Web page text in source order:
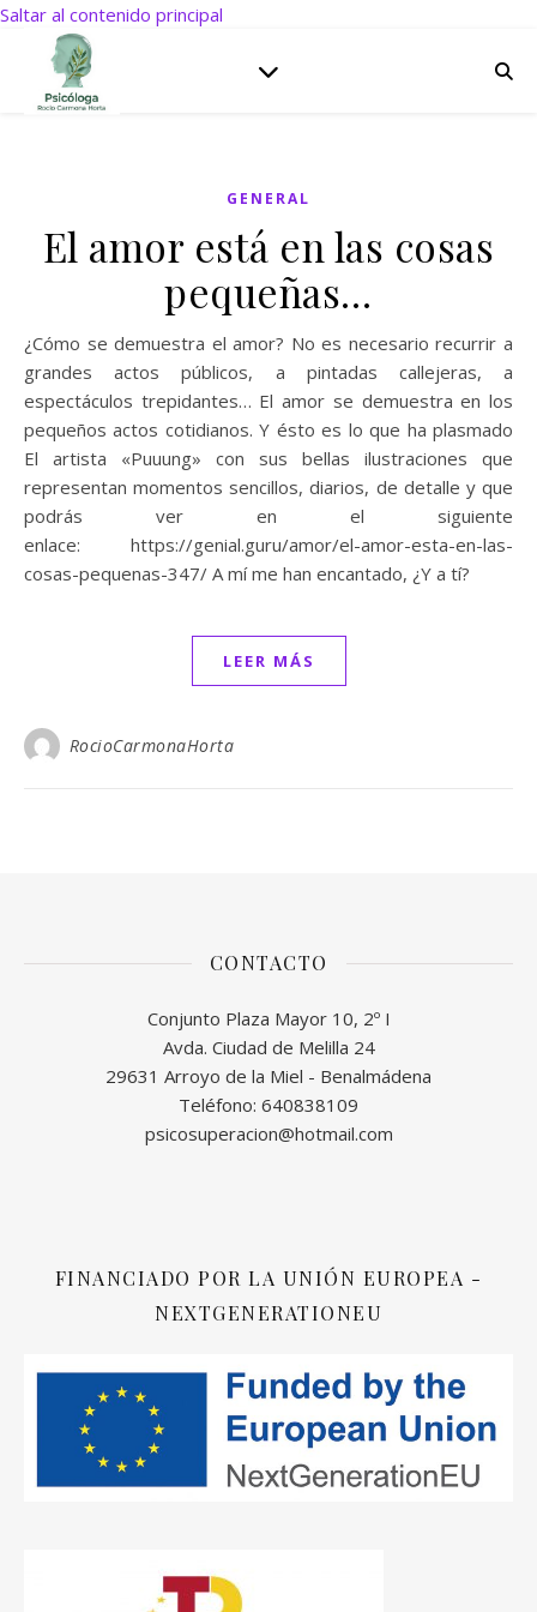
Saltar al contenido principal
GENERAL
El amor está en las cosas
pequeñas…
¿Cómo se demuestra el amor? No es necesario recurrir a
grandes actos públicos, a pintadas callejeras, a
espectáculos trepidantes… El amor se demuestra en los
pequeños actos cotidianos. Y ésto es lo que ha plasmado
El artista «Puuung» con sus bellas ilustraciones que
representan momentos sencillos, diarios, de detalle y que
podrás ver en el siguiente
enlace: https://genial.guru/amor/el-amor-esta-en-las-
cosas-pequenas-347/ A mí me han encantado, ¿Y a tí?
LEER MÁS
RocioCarmonaHorta
CONTACTO
Conjunto Plaza Mayor 10, 2º I
Avda. Ciudad de Melilla 24
29631 Arroyo de la Miel - Benalmádena
Teléfono: 640838109
psicosuperacion@hotmail.com
FINANCIADO POR LA UNIÓN EUROPEA -
NEXTGENERATIONEU